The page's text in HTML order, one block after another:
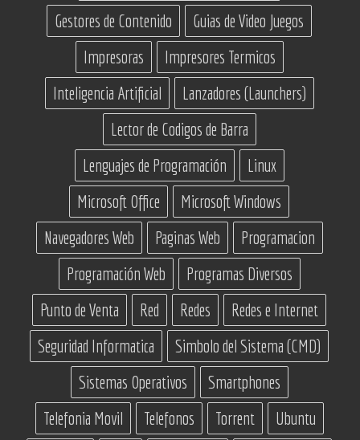
Gestores de Contenido
Guias de Video Juegos
Impresoras
Impresores Termicos
Inteligencia Artificial
Lanzadores (Launchers)
Lector de Codigos de Barra
Lenguajes de Programación
Linux
Microsoft Office
Microsoft Windows
Navegadores Web
Paginas Web
Programacion
Programación Web
Programas Diversos
Punto de Venta
Red Redes
Redes e Internet
Seguridad Informatica
Simbolo del Sistema (CMD)
Sistemas Operativos
Smartphones
Telefonia Movil
Telefonos Torrent
Ubuntu